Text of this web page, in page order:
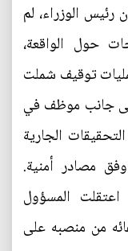
رئيس الوزراء، لم
حول الواقعة،
توقيف شملت
جانب موظف في
الجارية
مصادر أمنية.
المسؤول
من منصبه على